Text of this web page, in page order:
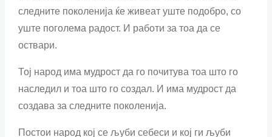
следните поколенија ќе живеат уште подобро, со
уште поголема радост. И работи за тоа да се
оствари.
Тој народ има мудрост да го почитува тоа што го
наследил и тоа што го создал. И има мудрост да
создава за следните поколенија.
Постои народ кој се љуби себеси и кој ги љуби